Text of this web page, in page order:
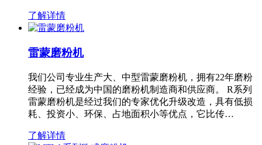
了解详情
雷蒙磨粉机
我们公司专业生产大、中型雷蒙磨粉机，拥有22年磨粉
经验，已经成为中国的磨粉机制造商和供应商。 R系列
雷蒙磨粉机是经过我们的专家优化升级改造，具有低损
耗、投资小、环保、占地面积小等优点，它比传…
了解详情